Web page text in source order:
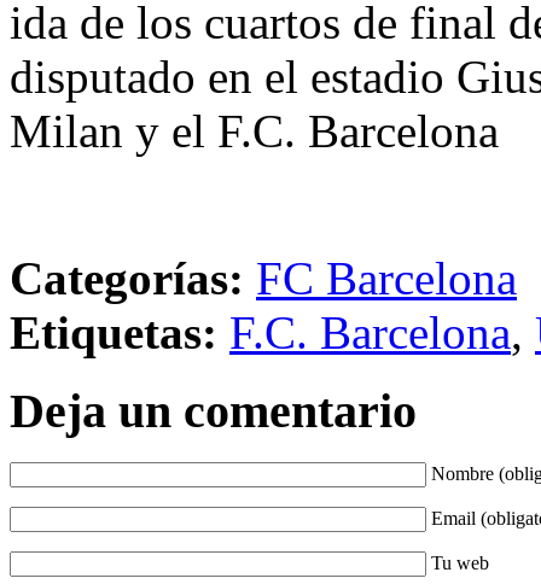
ida de los cuartos de final
disputado en el estadio
Milan y el F.C. Barcelona
Categorías: FC Barcelona
Etiquetas: F.C. Barcelona,
Deja un comentario
Nombre
Email
Tu web